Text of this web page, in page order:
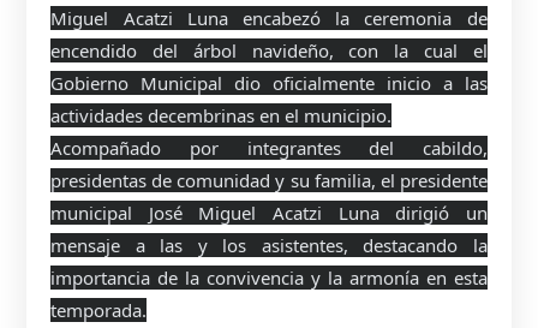
Miguel Acatzi Luna encabezó la ceremonia de
encendido del árbol navideño, con la cual el
Gobierno Municipal dio oficialmente inicio a las
actividades decembrinas en el municipio.
Acompañado por integrantes del cabildo,
presidentas de comunidad y su familia, el presidente
municipal José Miguel Acatzi Luna dirigió un
mensaje a las y los asistentes, destacando la
importancia de la convivencia y la armonía en esta
temporada.